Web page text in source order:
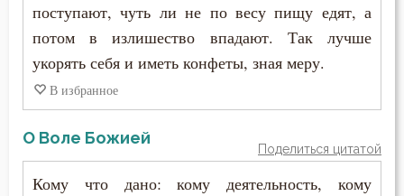
поступают, чуть ли не по весу пищу едят, а
потом в излишество впадают. Так лучше
укорять себя и иметь конфеты, зная меру.
В избранное
О Воле Божией
Поделиться цитатой
Кому что дано: кому деятельность, кому